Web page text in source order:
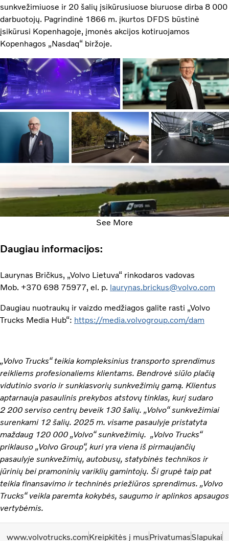
sunkvežimiuose ir 20 šalių įsikūrusiuose biuruose dirba 8 000
darbuotojų. Pagrindinė 1866 m. įkurtos DFDS būstinė
įsikūrusi Kopenhagoje, įmonės akcijos kotiruojamos
Kopenhagos „Nasdaq“ biržoje.
See More
Daugiau informacijos:
Laurynas Bričkus, „Volvo Lietuva“ rinkodaros vadovas
Mob. +370 698 75977, el. p. laurynas.brickus@volvo.com
Daugiau nuotraukų ir vaizdo medžiagos galite rasti „Volvo
Trucks Media Hub“: https://media.volvogroup.com/dam
„Volvo Trucks“ teikia kompleksinius transporto sprendimus
reikliems profesionaliems klientams. Bendrovė siūlo plačią
vidutinio svorio ir sunkiasvorių sunkvežimių gamą. Klientus
aptarnauja pasaulinis prekybos atstovų tinklas, kurį sudaro
2 200 serviso centrų beveik 130 šalių. „Volvo“ sunkvežimiai
surenkami 12 šalių. 2025 m. visame pasaulyje pristatyta
maždaug 120 000 „Volvo“ sunkvežimių. „Volvo Trucks“
priklauso „Volvo Group“, kuri yra viena iš pirmaujančių
pasaulyje sunkvežimių, autobusų, statybinės technikos ir
jūrinių bei pramoninių variklių gamintojų. Ši grupė taip pat
teikia finansavimo ir techninės priežiūros sprendimus. „Volvo
Trucks“ veikla paremta kokybės, saugumo ir aplinkos apsaugos
vertybėmis.
www.volvotrucks.comKreipkitės į musPrivatumasSlapukai